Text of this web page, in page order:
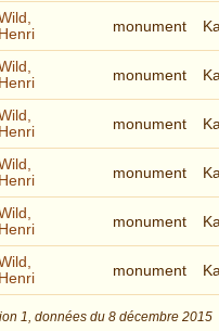
Henri
monument
Henri
monument
Henri
monument
Henri
monument
Henri
monument
Henri
monument
1, données du 8 décembre 2015